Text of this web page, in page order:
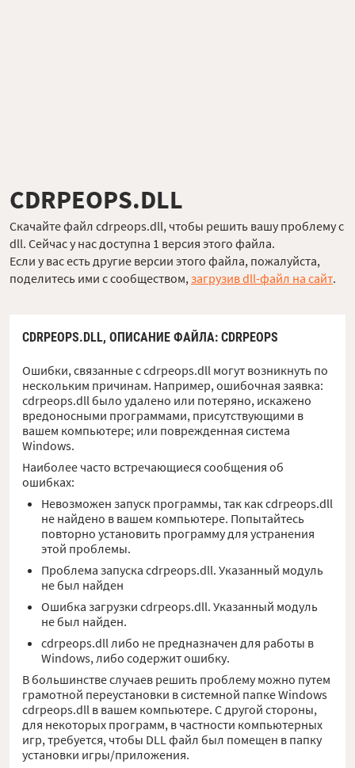
CDRPEOPS.DLL
Скачайте файл cdrpeops.dll, чтобы решить вашу проблему с
dll. Сейчас у нас доступна 1 версия этого файла.
Если у вас есть другие версии этого файла, пожалуйста,
поделитесь ими с сообществом, загрузив dll-файл на сайт.
CDRPEOPS.DLL, ОПИСАНИЕ ФАЙЛА: CDRPEOPS
Ошибки, связанные с cdrpeops.dll могут возникнуть по
нескольким причинам. Например, ошибочная заявка:
cdrpeops.dll было удалено или потеряно, искажено
вредоносными программами, присутствующими в
вашем компьютере; или поврежденная система
Windows.
Наиболее часто встречающиеся сообщения об
ошибках:
Невозможен запуск программы, так как cdrpeops.dll
не найдено в вашем компьютере. Попытайтесь
повторно установить программу для устранения
этой проблемы.
Проблема запуска cdrpeops.dll. Указанный модуль
не был найден
Ошибка загрузки cdrpeops.dll. Указанный модуль
не был найден.
cdrpeops.dll либо не предназначен для работы в
Windows, либо содержит ошибку.
В большинстве случаев решить проблему можно путем
грамотной переустановки в системной папке Windows
cdrpeops.dll в вашем компьютере. С другой стороны,
для некоторых программ, в частности компьютерных
игр, требуется, чтобы DLL файл был помещен в папку
установки игры/приложения.